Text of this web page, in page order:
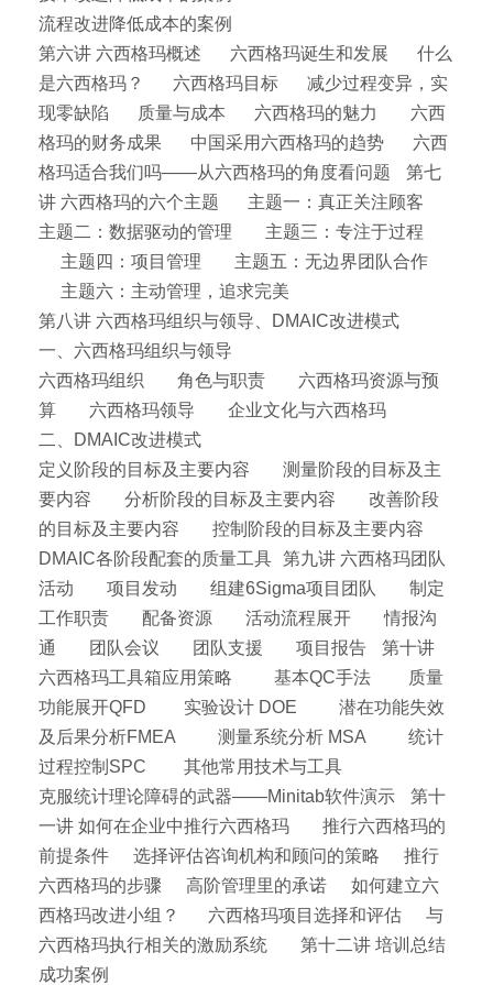
流程改进降低成本的案例
第六讲 六西格玛概述 六西格玛诞生和发展 什么
是六西格玛？ 六西格玛目标 减少过程变异，实
现零缺陷 质量与成本 六西格玛的魅力 六西
格玛的财务成果 中国采用六西格玛的趋势 六西
格玛适合我们吗――从六西格玛的角度看问题 第七
讲 六西格玛的六个主题 主题一：真正关注顾客
主题二：数据驱动的管理 主题三：专注于过程
主题四：项目管理 主题五：无边界团队合作
主题六：主动管理，追求完美
第八讲 六西格玛组织与领导、DMAIC改进模式
一、六西格玛组织与领导
六西格玛组织 角色与职责 六西格玛资源与预
算 六西格玛领导 企业文化与六西格玛
二、DMAIC改进模式
定义阶段的目标及主要内容 测量阶段的目标及主
要内容 分析阶段的目标及主要内容 改善阶段
的目标及主要内容 控制阶段的目标及主要内容
DMAIC各阶段配套的质量工具 第九讲 六西格玛团队
活动 项目发动 组建6Sigma项目团队 制定
工作职责 配备资源 活动流程展开 情报沟
通 团队会议 团队支援 项目报告 第十讲
六西格玛工具箱应用策略 基本QC手法 质量
功能展开QFD 实验设计 DOE 潜在功能失效
及后果分析FMEA 测量系统分析 MSA 统计
过程控制SPC 其他常用技术与工具
克服统计理论障碍的武器——Minitab软件演示 第十
一讲 如何在企业中推行六西格玛 推行六西格玛的
前提条件 选择评估咨询机构和顾问的策略 推行
六西格玛的步骤 高阶管理里的承诺 如何建立六
西格玛改进小组？ 六西格玛项目选择和评估 与
六西格玛执行相关的激励系统 第十二讲 培训总结
成功案例